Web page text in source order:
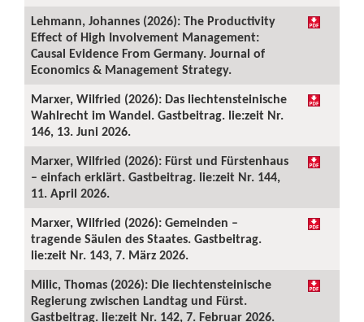
Lehmann, Johannes (2026): The Productivity
Effect of High Involvement Management:
Causal Evidence From Germany. Journal of
Economics & Management Strategy.
Marxer, Wilfried (2026): Das liechtensteinische
Wahlrecht im Wandel. Gastbeitrag. lie:zeit Nr.
146, 13. Juni 2026.
Marxer, Wilfried (2026): Fürst und Fürstenhaus
– einfach erklärt. Gastbeitrag. lie:zeit Nr. 144,
11. April 2026.
Marxer, Wilfried (2026): Gemeinden –
tragende Säulen des Staates. Gastbeitrag.
lie:zeit Nr. 143, 7. März 2026.
Milic, Thomas (2026): Die liechtensteinische
Regierung zwischen Landtag und Fürst.
Gastbeitrag. lie:zeit Nr. 142, 7. Februar 2026.